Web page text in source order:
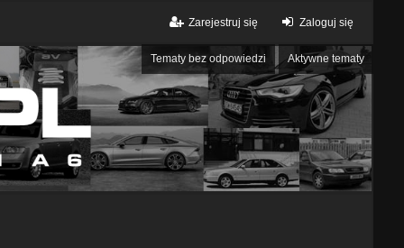
Zaloguj się
Zarejestruj się
Tematy bez odpowiedzi Aktywne tematy